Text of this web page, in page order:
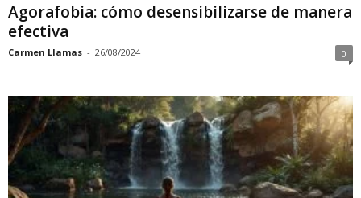
Agorafobia: cómo desensibilizarse de manera
efectiva
Carmen Llamas - 26/08/2024 0